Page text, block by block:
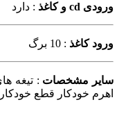
ورودی cd و کاغذ : دارد
ورود کاغذ : 10 برگ
سایر مشخصات
اهرم خودکار قطع